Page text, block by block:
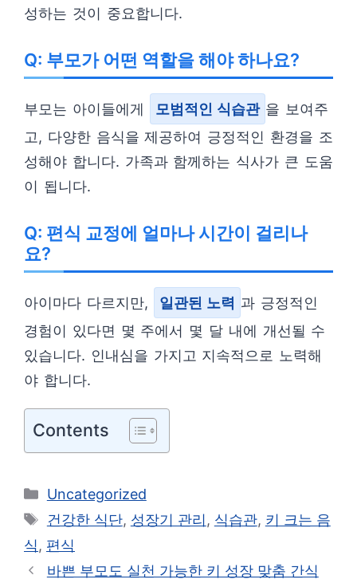
성하는 것이 중요합니다.
Q: 부모가 어떤 역할을 해야 하나요?
부모는 아이들에게 모범적인 식습관 을 보여주
고, 다양한 음식을 제공하여 긍정적인 환경을 조
성해야 합니다. 가족과 함께하는 식사가 큰 도움
이 됩니다.
Q: 편식 교정에 얼마나 시간이 걸리나
요?
아이마다 다르지만, 일관된 노력 과 긍정적인
경험이 있다면 몇 주에서 몇 달 내에 개선될 수
있습니다. 인내심을 가지고 지속적으로 노력해
야 합니다.
Contents
카
테
리
Uncategorized
태
그
건강한 식단, 성장기 관리 , 식습관, 키 크는 음
식, 편식
바쁜 부모도 실천 가능한 키 성장 맞춤 간식